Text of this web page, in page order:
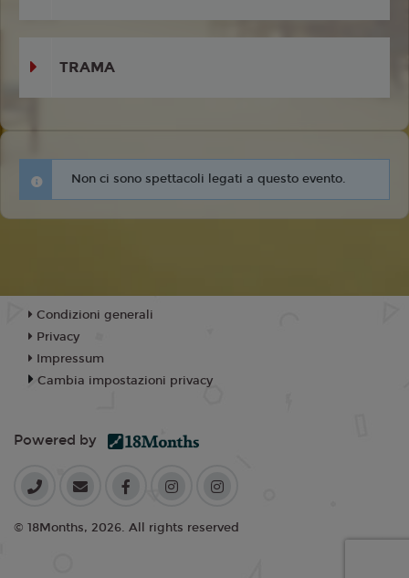
TRAMA
Non ci sono spettacoli legati a questo evento.
Condizioni generali
Privacy
Impressum
Cambia impostazioni privacy
Powered by
© 18Months, 2026. All rights reserved